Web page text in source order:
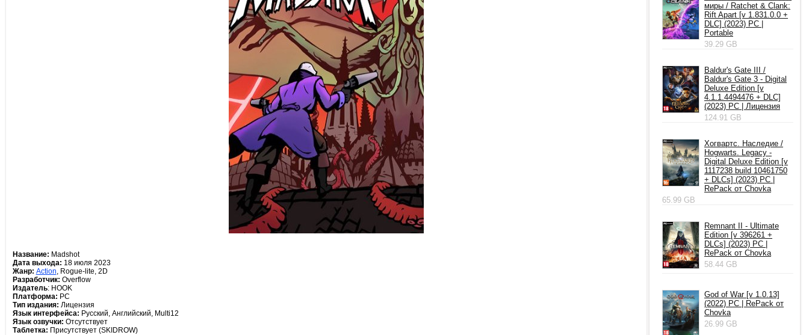
Название: Madshot
Дата выхода: 18 июля 2023
Жанр: Action, Rogue-lite, 2D
Разработчик: Overflow
Издатель: HOOK
Платформа: PC
Тип издания: Лицензия
Язык интерфейса: Русский, Английский, Multi12
Язык озвучки: Отсутствует
Таблетка: Присутствует (SKIDROW)
миры / Ratchet & Clank:
Rift Apart [v 1.831.0.0 +
DLC] (2023) PC |
Portable
39.29 GB
Baldur's Gate III /
Baldur's Gate 3 - Digital
Deluxe Edition [v
4.1.1.4494476 + DLC]
(2023) PC | Лицензия
124.91 GB
Хогвартс. Наследие /
Hogwarts. Legacy -
Digital Deluxe Edition [v
1117238 build 10461750
+ DLCs] (2023) PC |
RePack от Chovka
65.99 GB
Remnant II - Ultimate
Edition [v 396261 +
DLCs] (2023) PC |
RePack от Chovka
58.44 GB
God of War [v 1.0.13]
(2022) PC | RePack от
Chovka
26.99 GB